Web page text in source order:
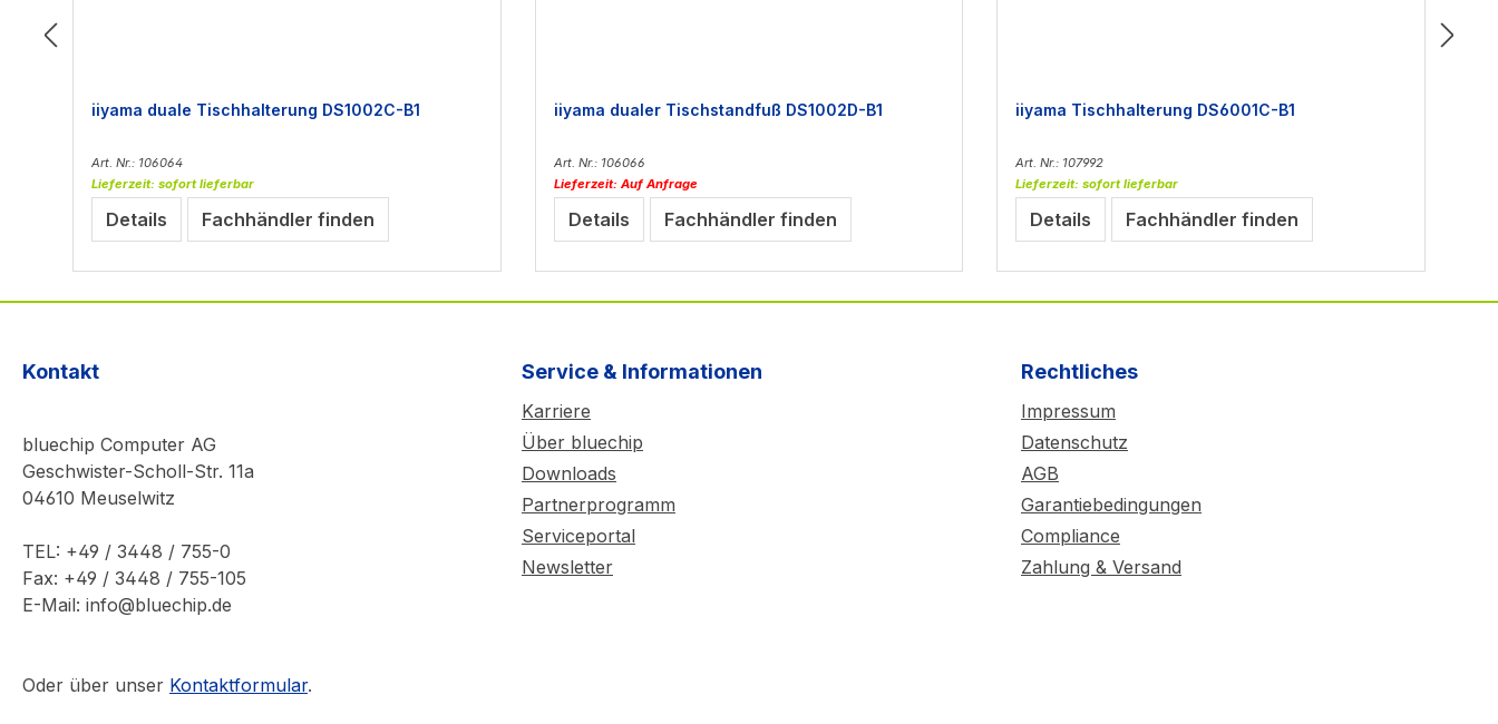
iiyama duale Tischhalterung DS1002C-B1
Art. Nr.: 106064
Lieferzeit: sofort lieferbar
Details Fachhändler finden
iiyama dualer Tischstandfuß DS1002D-B1
Art. Nr.: 106066
Lieferzeit: Auf Anfrage
Details Fachhändler finden
iiyama Tischhalterung DS6001C-B1
Art. Nr.: 107992
Lieferzeit: sofort lieferbar
Details Fachhändler finden
Kontakt
bluechip Computer AG
Geschwister-Scholl-Str. 11a
04610 Meuselwitz
TEL: +49 / 3448 / 755-0
Fax: +49 / 3448 / 755-105
E-Mail: info@bluechip.de
Oder über unser Kontaktformular.
Service & Informationen
Karriere
Über bluechip
Downloads
Partnerprogramm
Serviceportal
Newsletter
Rechtliches
Impressum
Datenschutz
AGB
Garantiebedingungen
Compliance
Zahlung & Versand